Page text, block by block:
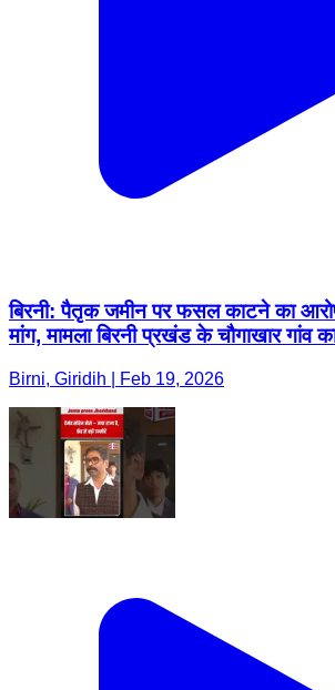
बिरनी: पैतृक जमीन पर फसल काटने का
मांग, मामला बिरनी प्रखंड के चौगाखार गांव
Birni, Giridih | Feb 19, 2026